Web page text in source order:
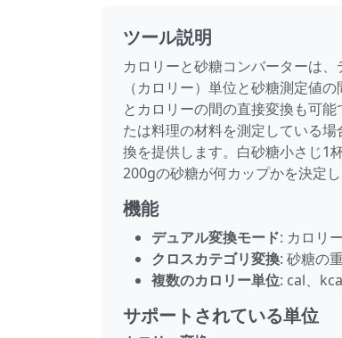
ツール説明
カロリーと砂糖コンバーターは
（カロリー）単位と砂糖測定値
とカロリーの間の直接変換も可
たは料理の材料を測定している
換を提供します。白砂糖小さじ1
200gの砂糖が何カップかを決定し
機能
デュアル変換モード: カロリ
クロスカテゴリ変換: 砂糖の
複数のカロリー単位: cal、
サポートされている単位